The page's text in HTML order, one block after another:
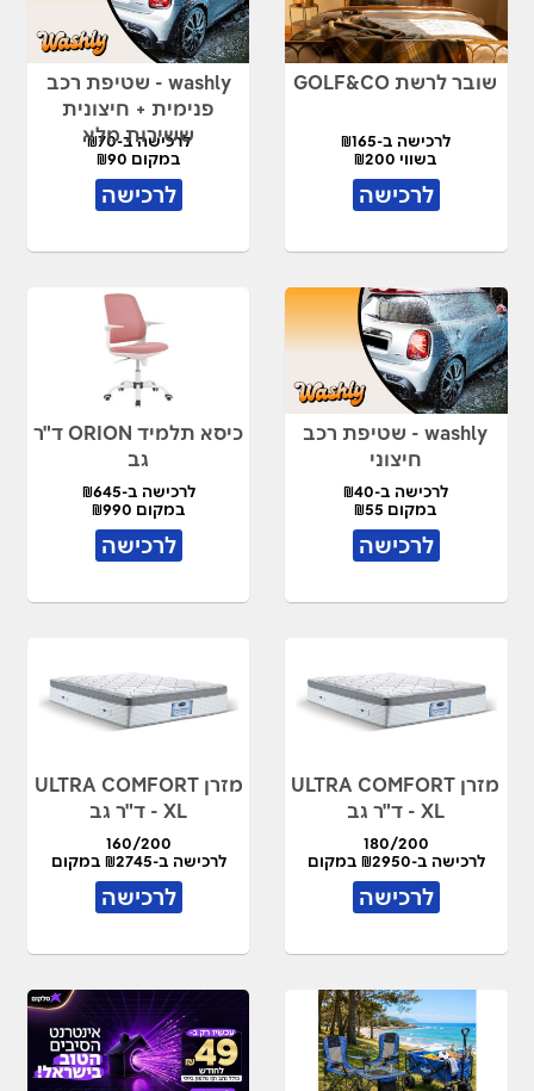
שובר לרשת GOLF&CO
לרכישה ב-₪165
בשווי ₪200
לרכישה
washly - שטיפת רכב
פנימית + חיצונית
ששירות מלא
לרכישה ב-₪70
במקום ₪90
לרכישה
washly - שטיפת רכב
חיצוני
לרכישה ב-₪40
במקום ₪55
לרכישה
כיסא תלמיד ORION ד"ר
גב
לרכישה ב-₪645
במקום ₪990
לרכישה
מזרן ULTRA COMFORT
XL - ד"ר גב
180/200
לרכישה ב-₪2950 במקום
₪5900
לרכישה
מזרן ULTRA COMFORT
XL - ד"ר גב
160/200
לרכישה ב-₪2745 במקום
₪5490
לרכישה